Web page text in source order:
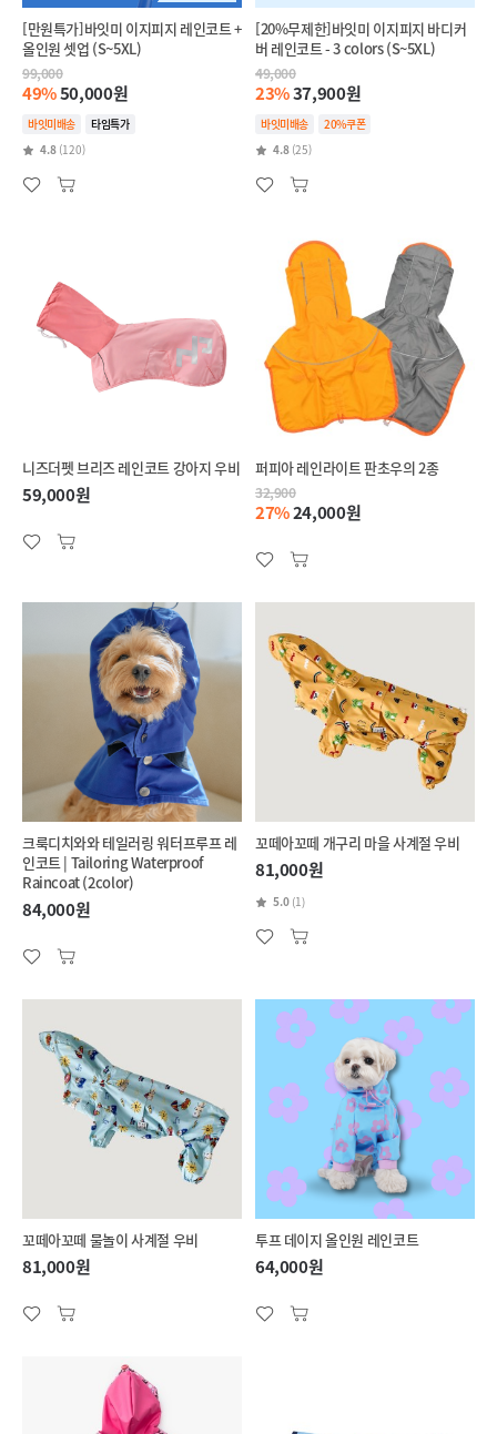
[만원특가]바잇미 이지피지 레인코트 +
올인원 셋업 (S~5XL)
99,000
49%50,000원
바잇미배송
타임특가
4.8 (120)
[20%무제한]바잇미 이지피지 바디커
버 레인코트 - 3 colors (S~5XL)
49,000
23%37,900원
바잇미배송
20%쿠폰
4.8 (25)
니즈더펫 브리즈 레인코트 강아지 우비
59,000원
퍼피아 레인라이트 판초우의 2종
32,900
27%24,000원
크룩디치와와 테일러링 워터프루프 레
인코트 | Tailoring Waterproof
Raincoat (2color)
84,000원
꼬떼아꼬떼 개구리 마을 사계절 우비
81,000원
5.0 (1)
꼬떼아꼬떼 물놀이 사계절 우비
81,000원
투프 데이지 올인원 레인코트
64,000원